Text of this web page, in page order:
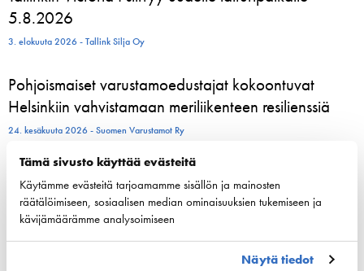
Tämä sivusto käyttää evästeitä
Käytämme evästeitä tarjoamamme sisällön ja mainosten
räätälöimiseen, sosiaalisen median ominaisuuksien tukemiseen ja
kävijämäärämme analysoimiseen
Näytä tiedot
5.8.2026
3. elokuuta 2026 - Tallink Silja Oy
Pohjoismaiset varustamoedustajat kokoontuvat
Helsinkiin vahvistamaan meriliikenteen resilienssiä
24. kesäkuuta 2026 - Suomen Varustamot Ry
800 kesätyöntekijää aloittelee parhaillaan Viking
Linen laivoilla – moni heistä löytää uran
merenkulusta
23. kesäkuuta 2026 - Viking Line Abp